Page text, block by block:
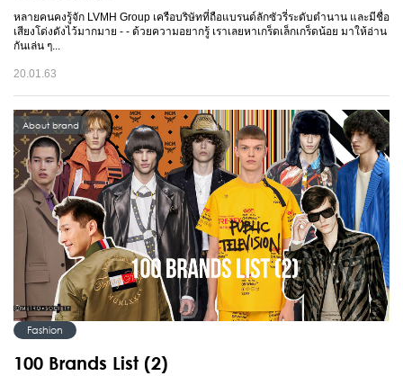
หลายคนคงรู้จัก LVMH Group เครือบริษัทที่ถือแบรนด์ลักซัวรี่ระดับตำนาน และมีชื่อ
เสียงโด่งดังไว้มากมาย - - ด้วยความอยากรู้ เราเลยหาเกร็ดเล็กเกร็ดน้อย มาให้อ่าน
กันเล่น ๆ...
20.01.63
About brand
Fashion
100 Brands List (2)